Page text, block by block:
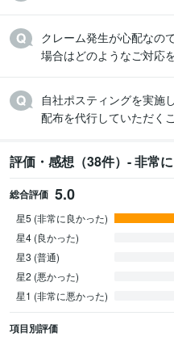
クレーム発生が心配なの
場合はどのようなご対応
自社ポスティングを実施
配布を代行していただく
評価・感想（38件）- 非常
総合評価 5.0
星5 (非常に良かった)
星4 (良かった)
星3 (普通)
星2 (悪かった)
星1 (非常に悪かった)
項目別評価